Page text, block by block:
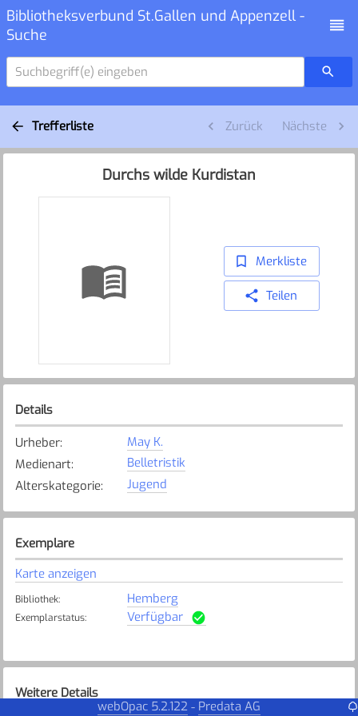
Bibliotheksverbund St.Gallen und Appenzell -
Suche
Suchbegriff(e) eingeben
Trefferliste Zurück Nächste
Durchs wilde Kurdistan
Merkliste
Teilen
Details
Urheber:
May K.
Medienart:
Belletristik
Alterskategorie: Jugend
Exemplare
Karte anzeigen
Bibliothek: Hemberg
Exemplarstatus: Verfügbar
Weitere Details
webOpac 5.2.122 - Predata AG